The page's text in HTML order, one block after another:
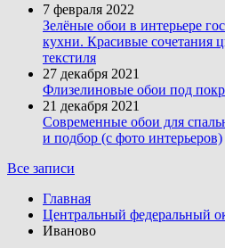
7 февраля 2022
Зелёные обои в интерьере
кухни. Красивые сочетания
текстиля
27 декабря 2021
Флизелиновые обои под
21 декабря 2021
Современные обои для
и подбор (с фото интерьеров)
Все записи
Главная
Центральный федеральный
Иваново